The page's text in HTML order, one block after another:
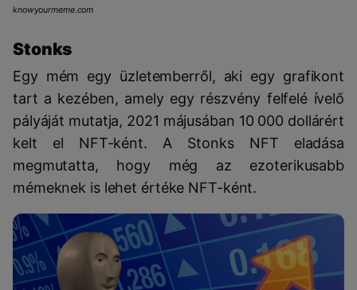
knowyourmeme.com
Stonks
Egy mém egy üzletemberről, aki egy grafikont
tart a kezében, amely egy részvény felfelé ívelő
pályáját mutatja, 2021 májusában 10 000 dollárért
kelt el NFT-ként. A Stonks NFT eladása
megmutatta, hogy még az ezoterikusabb
mémeknek is lehet értéke NFT-ként.